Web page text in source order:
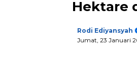
Hektare
Rodi Ediyansyah
Jumat, 23 Januari